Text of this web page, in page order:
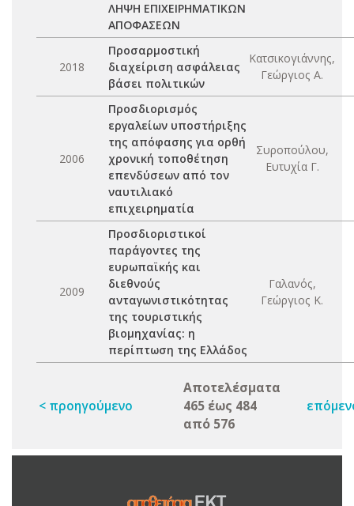
ΛΗΨΗ ΕΠΙΧΕΙΡΗΜΑΤΙΚΩΝ
ΑΠΟΦΑΣΕΩΝ
2018
Προσαρμοστική
διαχείριση ασφάλειας
βάσει πολιτικών
Κατσικογιάννης,
Γεώργιος Α.
2006
Προσδιορισμός
εργαλείων υποστήριξης
της απόφασης για ορθή
χρονική τοποθέτηση
επενδύσεων από τον
ναυτιλιακό
επιχειρηματία
Συροπούλου,
Ευτυχία Γ.
2009
Προσδιοριστικοί
παράγοντες της
ευρωπαϊκής και
διεθνούς
ανταγωνιστικότητας
της τουριστικής
βιομηχανίας: η
περίπτωση της Ελλάδος
Γαλανός,
Γεώργιος Κ.
< προηγούμενο
Αποτελέσματα
465 έως 484
από 576